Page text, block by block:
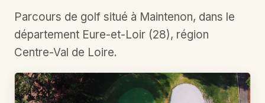
Parcours de golf situé à Maintenon, dans le
département Eure-et-Loir (28), région
Centre-Val de Loire.